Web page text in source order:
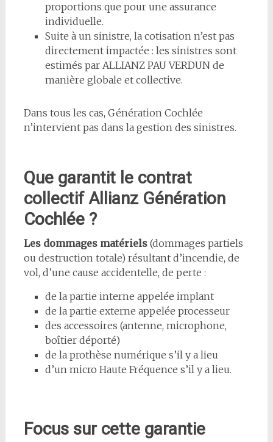
proportions que pour une assurance
individuelle.
Suite à un sinistre, la cotisation n’est pas
directement impactée : les sinistres sont
estimés par ALLIANZ PAU VERDUN de
manière globale et collective.
Dans tous les cas, Génération Cochlée
n’intervient pas dans la gestion des sinistres.
Que garantit le contrat
collectif Allianz Génération
Cochlée ?
Les dommages matériels(dommages partiels
ou destruction totale) résultant d’incendie, de
vol, d’une cause accidentelle, de perte :
de la partie interne appelée implant
de la partie externe appelée processeur
des accessoires (antenne, microphone,
boîtier déporté)
de la prothèse numérique s’il y a lieu
d’un micro Haute Fréquence s’il y a lieu.
Focus sur cette garantie